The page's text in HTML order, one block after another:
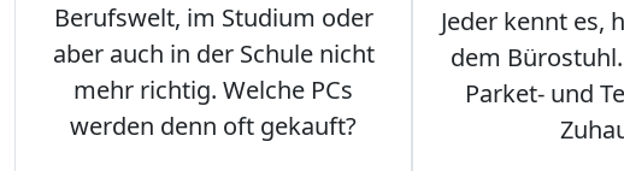
Berufswelt, im Studium oder
aber auch in der Schule nicht
mehr richtig. Welche PCs
werden denn oft gekauft?
Jeder kennt es,
dem
Parket- und